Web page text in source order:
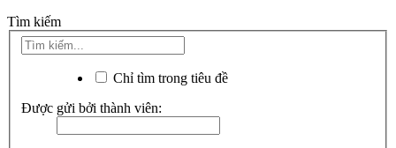
Tìm kiếm
Chỉ tìm trong tiêu đề
Được gửi bởi thành viên: